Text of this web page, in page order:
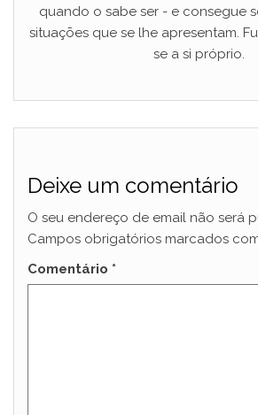
quando o sabe ser - e consegue
situações que se lhe apresentam.
se a si próprio.
Deixe um comentário
O seu endereço de email não será
Campos obrigatórios marcados
Comentário *